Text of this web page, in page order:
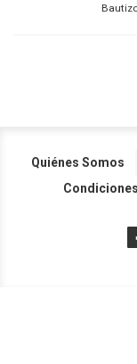
Quiénes Somos